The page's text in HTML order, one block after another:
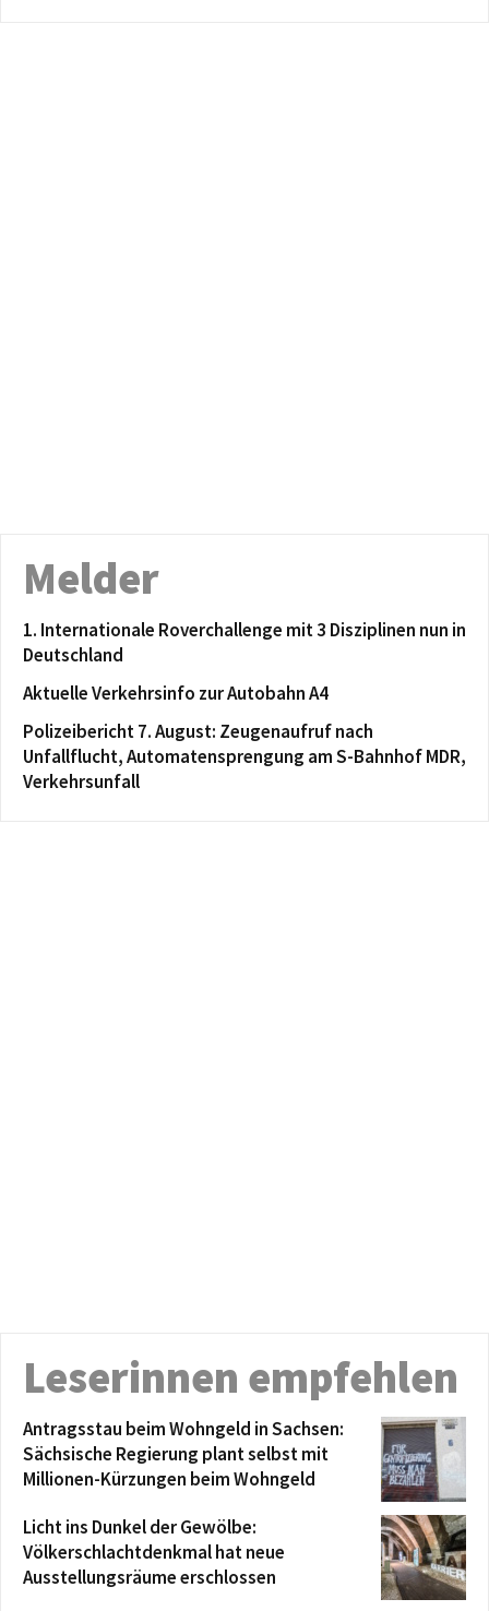
Melder
1. Internationale Roverchallenge mit 3 Disziplinen nun in
Deutschland
Aktuelle Verkehrsinfo zur Autobahn A4
Polizeibericht 7. August: Zeugenaufruf nach
Unfallflucht, Automatensprengung am S-Bahnhof MDR,
Verkehrsunfall
Leserinnen empfehlen
Antragsstau beim Wohngeld in Sachsen:
Sächsische Regierung plant selbst mit
Millionen-Kürzungen beim Wohngeld
Licht ins Dunkel der Gewölbe:
Völkerschlachtdenkmal hat neue
Ausstellungsräume erschlossen